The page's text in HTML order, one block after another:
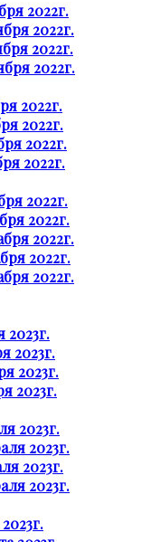
2022г.
2022г.
2022г.
2022г.
2022г.
2022г.
2022г.
2022г.
2022г.
2022г.
2022г.
2022г.
2022г.
2023г.
2023г.
2023г.
2023г.
2023г.
2023г.
2023г.
2023г.